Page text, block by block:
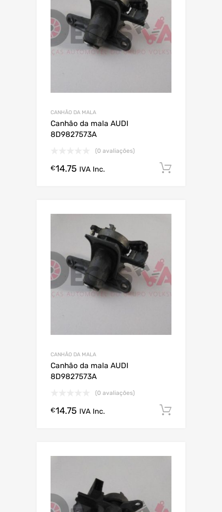
CANHÃO DA MALA
Canhão da mala AUDI
8D9827573A
(0 avaliações)
€14.75 IVA Inc.
CANHÃO DA MALA
Canhão da mala AUDI
8D9827573A
(0 avaliações)
€14.75 IVA Inc.